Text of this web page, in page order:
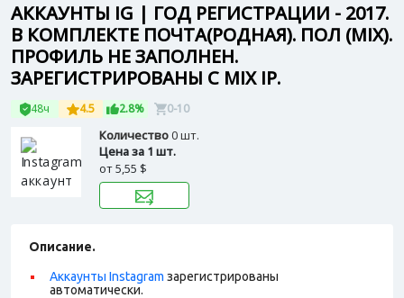
АККАУНТЫ IG | ГОД РЕГИСТРАЦИИ - 2017.
В КОМПЛЕКТЕ ПОЧТА(РОДНАЯ). ПОЛ (MIX).
ПРОФИЛЬ НЕ ЗАПОЛНЕН.
ЗАРЕГИСТРИРОВАНЫ С MIX IP.
48ч 4.5 2.8% 0-10
Количество0 шт.
Цена за 1 шт.
от5,55 $
Описание.
Аккаунты Instagram зарегистрированы
автоматически.